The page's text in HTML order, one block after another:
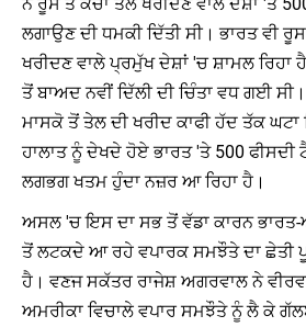
ਲਗਾਉਣ ਦੀ ਧਮਕੀ ਦਿੱਤੀ ਸੀ। ਭਾਰਤ ਵੀ
ਖਰੀਦਣ ਵਾਲੇ ਪ੍ਰਮੁੱਖ ਦੇਸ਼ਾਂ 'ਚ ਸ਼ਾਮਲ ਰਿਹਾ
ਤੋਂ ਬਾਅਦ ਨਵੀਂ ਦਿੱਲੀ ਦੀ ਚਿੰਤਾ ਵਧ ਗਈ
ਮਾਸਕੋ ਤੋਂ ਤੇਲ ਦੀ ਖਰੀਦ ਕਾਫੀ ਹੱਦ ਤੱਕ
ਹਾਲਾਤ ਨੂੰ ਦੇਖਦੇ ਹੋਏ ਭਾਰਤ 'ਤੇ 500 ਫੀਸਦੀ
ਲਗਭਗ ਖਤਮ ਹੁੰਦਾ ਨਜ਼ਰ ਆ ਰਿਹਾ ਹੈ।
ਅਸਲ 'ਚ ਇਸ ਦਾ ਸਭ ਤੋਂ ਵੱਡਾ ਕਾਰਨ
ਤੋਂ ਲਟਕਦੇ ਆ ਰਹੇ ਵਪਾਰਕ ਸਮਝੌਤੇ ਦਾ ਛੇਤੀ
ਹੈ। ਵਣਜ ਸਕੱਤਰ ਰਾਜੇਸ਼ ਅਗਰਵਾਲ ਨੇ
ਅਮਰੀਕਾ ਵਿਚਾਲੇ ਵਪਾਰ ਸਮਝੌਤੇ ਨੂੰ ਲੈ ਕੇ